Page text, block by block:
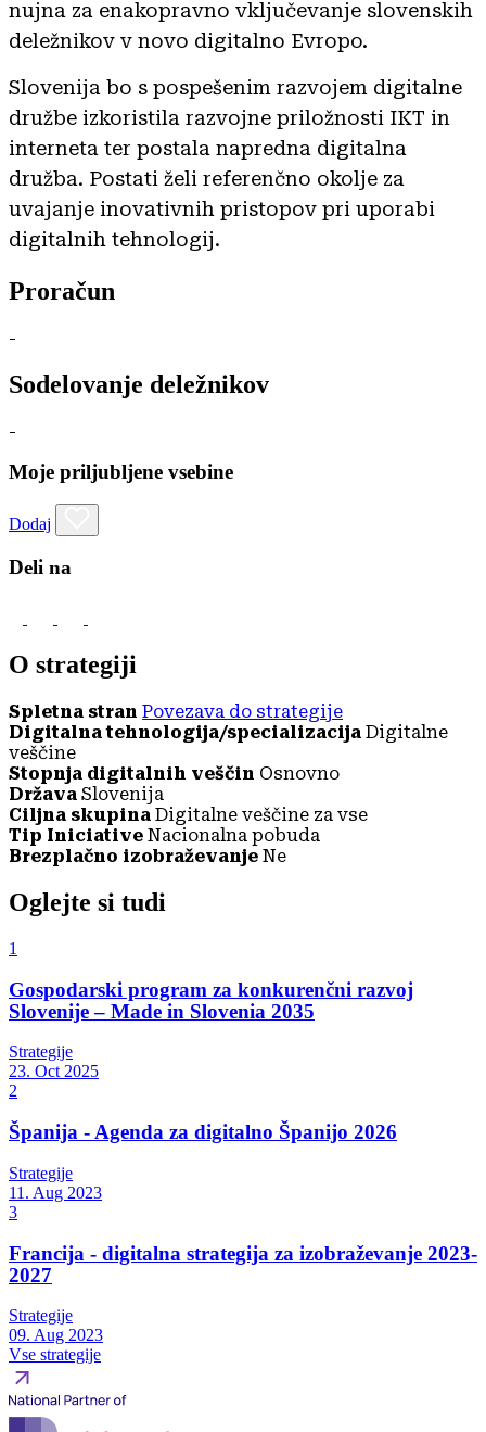
nujna za enakopravno vključevanje slovenskih
deležnikov v novo digitalno Evropo.
Slovenija bo s pospešenim razvojem digitalne
družbe izkoristila razvojne priložnosti IKT in
interneta ter postala napredna digitalna
družba. Postati želi referenčno okolje za
uvajanje inovativnih pristopov pri uporabi
digitalnih tehnologij.
Proračun
-
Sodelovanje deležnikov
-
Moje priljubljene vsebine
Dodaj
Deli na
O strategiji
Spletna stran Povezava do strategije
Digitalna tehnologija/specializacija Digitalne
veščine
Stopnja digitalnih veščin Osnovno
Država Slovenija
Ciljna skupina Digitalne veščine za vse
Tip Iniciative Nacionalna pobuda
Brezplačno izobraževanje Ne
Oglejte si tudi
1
Gospodarski program za konkurenčni razvoj
Slovenije – Made in Slovenia 2035
Strategije
23. Oct 2025
2
Španija - Agenda za digitalno Španijo 2026
Strategije
11. Aug 2023
3
Francija - digitalna strategija za izobraževanje 2023-
2027
Strategije
09. Aug 2023
Vse strategije